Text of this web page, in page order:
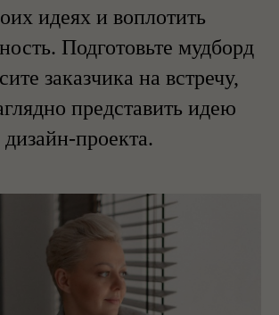
идеях и воплотить
Подготовьте мудборд
заказчика на встречу,
представить идею
дизайн-проекта.